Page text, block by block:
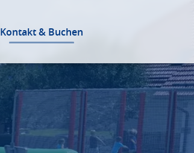
Kontakt & Buchen